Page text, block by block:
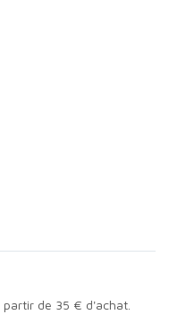
partir de 35 € d'achat.